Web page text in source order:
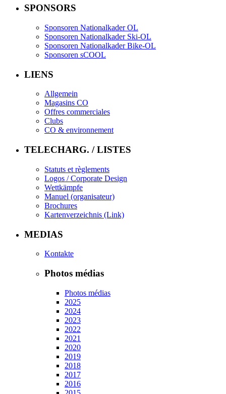
SPONSORS
Sponsoren Nationalkader OL
Sponsoren Nationalkader Ski-OL
Sponsoren Nationalkader Bike-OL
Sponsoren sCOOL
LIENS
Allgemein
Magasins CO
Offres commerciales
Clubs
CO & environnement
TELECHARG. / LISTES
Statuts et règlements
Logos / Corporate Design
Wettkämpfe
Manuel (organisateur)
Brochures
Kartenverzeichnis (Link)
MEDIAS
Kontakte
Photos médias
Photos médias
2025
2024
2023
2022
2021
2020
2019
2018
2017
2016